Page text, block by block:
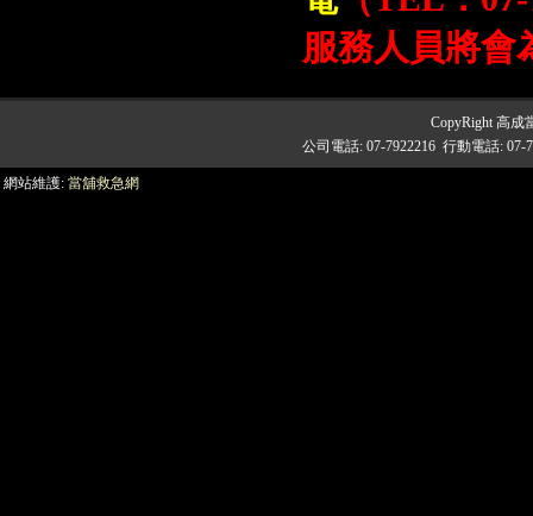
服務人員將會
CopyRight 高成
公司電話: 07-7922216 行動電話:
網站維護: 當舖救急網